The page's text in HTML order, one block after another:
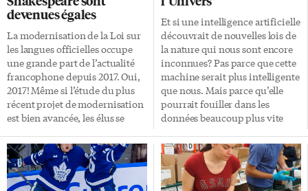
devenues égales
La modernisation de la Loi sur
les langues officielles occupe
une grande part de l’actualité
francophone depuis 2017. Oui,
2017! Même si l’étude du plus
récent projet de modernisation
est bien avancée, les élus se
application et son
interprétation. Souvenons-
nous, les disputes autour de la
Loi sur les langues officielles ne
Et si une intelligence artificielle
découvrait de nouvelles lois de
la nature qui nous sont encore
inconnues? Pas parce que cette
machine serait plus intelligente
que nous. Mais parce qu’elle
pourrait fouiller dans les
données beaucoup plus vite
algorithmes qui peuvent
plonger dans des montagnes de
données personnelles de
manière à associer des